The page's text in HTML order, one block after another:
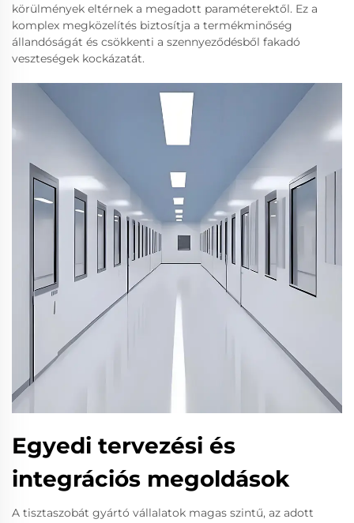
körülmények eltérnek a megadott paraméterektől. Ez a
komplex megközelítés biztosítja a termékminőség
állandóságát és csökkenti a szennyeződésből fakadó
veszteségek kockázatát.
Egyedi tervezési és
integrációs megoldások
A tisztaszobát gyártó vállalatok magas szintű, az adott